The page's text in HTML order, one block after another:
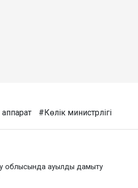
#Көлік министрлігі
облысында ауылды дамыту